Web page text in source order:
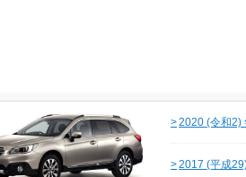
>2020 (令和2)
>2017 (平成